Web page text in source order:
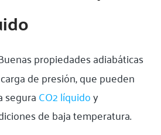
propiedades adiabáticas
de presión, que pueden
seguraCO2 líquidoy
de baja temperatura.